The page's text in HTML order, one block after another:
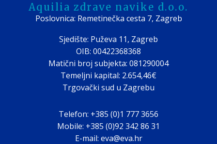
Aquilia zdrave navike d.o.o.
Poslovnica: Remetinečka cesta 7, Zagreb
Sjedište: Puževa 11, Zagreb
OIB: 00422368368
Matični broj subjekta: 081290004
Temeljni kapital: 2.654,46€
Trgovački sud u Zagrebu
Telefon: +385 (0)1 777 3656
Mobile: +385 (0)92 342 86 31
E-mail: eva@eva.hr